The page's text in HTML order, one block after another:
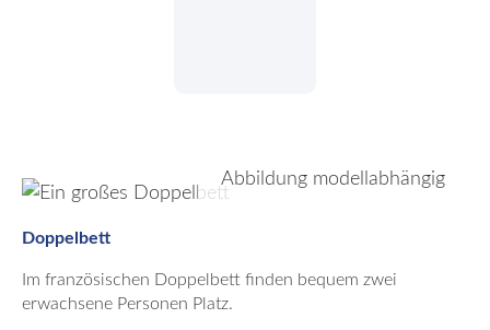
Abbildung modellabhängig
Doppelbett
Im französischen Doppelbett finden bequem zwei
erwachsene Personen Platz.